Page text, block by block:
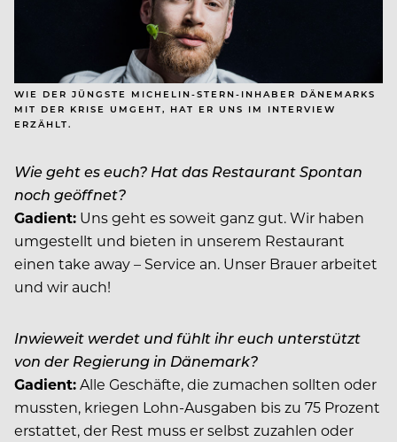
WIE DER JÜNGSTE MICHELIN-STERN-INHABER DÄNEMARKS
MIT DER KRISE UMGEHT, HAT ER UNS IM INTERVIEW
ERZÄHLT.
Wie geht es euch? Hat das Restaurant Spontan
noch geöffnet?
Gadient: Uns geht es soweit ganz gut. Wir haben
umgestellt und bieten in unserem Restaurant
einen take away – Service an. Unser Brauer arbeitet
und wir auch!
Inwieweit werdet und fühlt ihr euch unterstützt
von der Regierung in Dänemark?
Gadient:Alle Geschäfte, die zumachen sollten oder
mussten, kriegen Lohn-Ausgaben bis zu 75 Prozent
erstattet, der Rest muss er selbst zuzahlen oder